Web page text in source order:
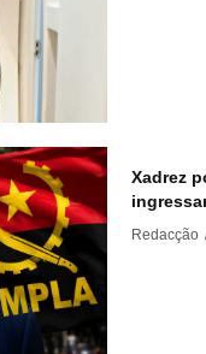
Xadrez
Redacção